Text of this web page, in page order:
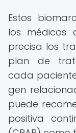
Estos
los médicos
precisa los
plan de
cada
gen
puede
positiva